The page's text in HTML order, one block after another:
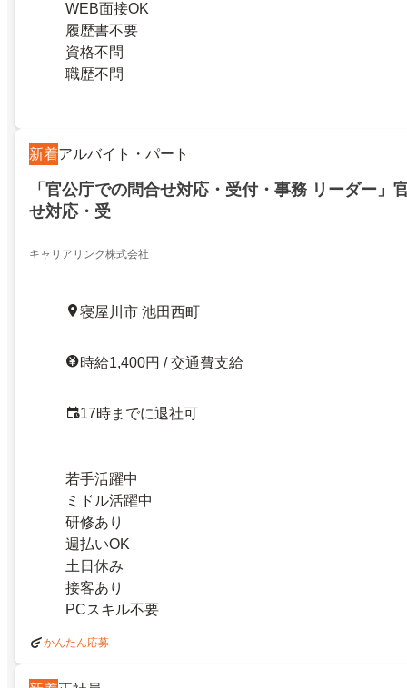
WEB面接OK
履歴書不要
資格不問
職歴不問
新着アルバイト・パート
「官公庁での問合せ対応・受付・事務 リーダー」
せ対応・受
キャリアリンク株式会社
寝屋川市 池田西町
時給1,400円 / 交通費支給
17時までに退社可
若手活躍中
ミドル活躍中
研修あり
週払いOK
土日休み
接客あり
PCスキル不要
かんたん応募